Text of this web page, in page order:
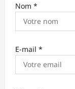
Nom *
E-mail *